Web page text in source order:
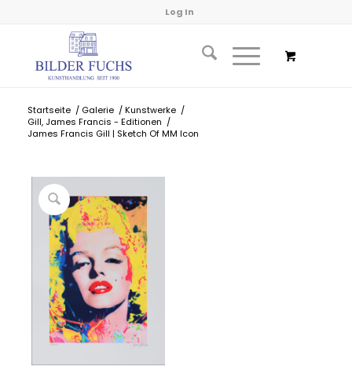
Log In
Startseite / Galerie / Kunstwerke /
Gill, James Francis - Editionen /
James Francis Gill | Sketch Of MM Icon